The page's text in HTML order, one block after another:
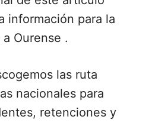
información para la
Ourense .
las ruta
nacionales para
retenciones y